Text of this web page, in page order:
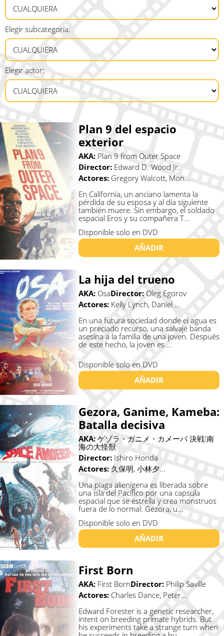
Elegir subcategoría:
Elegir actor:
Plan 9 del espacio
exterior
AKA: Plan 9 from Outer Space
Director: Edward D. Wood Jr.
Actores: Gregory Walcott, Mon...
En California, un anciano lamenta la
pérdida de su esposa y al día siguiente
también muere. Sin embargo, el soldado
espacial Eros y su compañera T...
Disponible solo en DVD
AÑADIR
La hija del trueno
AKA: OsaDirector: Oleg Egorov
Actores: Kelly Lynch, Daniel ...
En una futura sociedad donde el agua es
un preciado recurso, una salvaje banda
asesina a la familia de una joven. Después
de este hecho, la joven es ...
Disponible solo en DVD
AÑADIR
Gezora, Ganime, Kameba:
Batalla decisiva
AKA: ゲゾラ・ガニメ・カメーバ 決戦!南
海の大怪獣
Director: Ishiro Honda
Actores: 久保明, 小林夕...
Una plaga alienígena es liberada sobre
una isla del Pacífico por una capsula
espacial que se estrella y crea monstruos
fuera de lo normal: Gezora, u...
Disponible solo en DVD
AÑADIR
First Born
AKA: First BornDirector: Philip Saville
Actores: Charles Dance, Peter...
Edward Forester is a genetic researcher,
intent on breeding primate hybrids. But
his experiments take a strange turn when